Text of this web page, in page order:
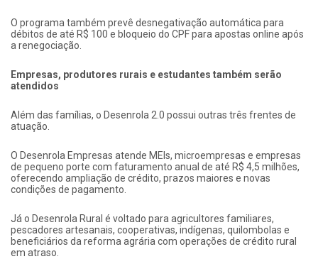
O programa também prevê desnegativação automática para
débitos de até R$ 100 e bloqueio do CPF para apostas online após
a renegociação.
Empresas, produtores rurais e estudantes também serão
atendidos
Além das famílias, o Desenrola 2.0 possui outras três frentes de
atuação.
O Desenrola Empresas atende MEIs, microempresas e empresas
de pequeno porte com faturamento anual de até R$ 4,5 milhões,
oferecendo ampliação de crédito, prazos maiores e novas
condições de pagamento.
Já o Desenrola Rural é voltado para agricultores familiares,
pescadores artesanais, cooperativas, indígenas, quilombolas e
beneficiários da reforma agrária com operações de crédito rural
em atraso.